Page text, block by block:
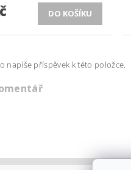
napíše příspěvek k této položce.